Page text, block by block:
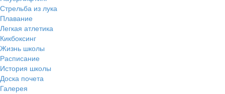
Стрельба из лука
Плавание
Легкая атлетика
Кикбоксинг
Жизнь школы
Расписание
История школы
Доска почета
Галерея